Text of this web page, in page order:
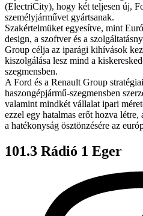
(ElectriCity), hogy két teljesen új,
személyjárművet gyártsanak.
Szakértelmüket egyesítve, mint
design, a szoftver és a
Group célja az iparági kihívások
kiszolgálása lesz mind a
szegmensben.
A Ford és a Renault Group
haszongépjármű-szegmensben
valamint mindkét vállalat ipari
ezzel egy hatalmas erőt hozva
a hatékonyság ösztönzésére az
101.3 Rádió 1 Eger